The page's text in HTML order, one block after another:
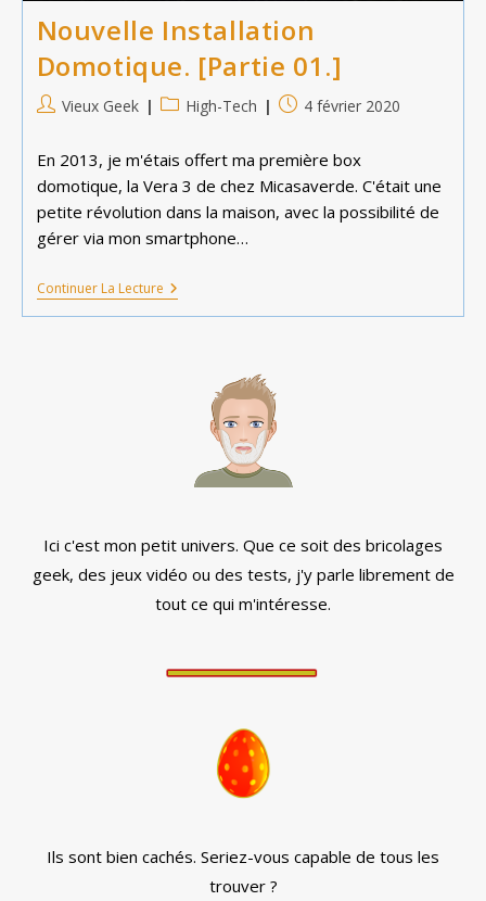
Nouvelle Installation
Domotique. [Partie 01.]
Auteur/autrice
la
publication :
Vieux Geek
PostHigh-Tech
Publication
4 février 2020
En 2013, je m'étais offert ma première box
domotique, la Vera 3 de chez Micasaverde. C'était une
petite révolution dans la maison, avec la possibilité de
gérer via mon smartphone…
Continuer La LectureNouvelle
Installation
Domotique.
Ici c'est mon petit univers. Que ce soit des bricolages
geek, des jeux vidéo ou des tests, j'y parle librement de
tout ce qui m'intéresse.
Ils sont bien cachés. Seriez-vous capable de tous les
trouver ?